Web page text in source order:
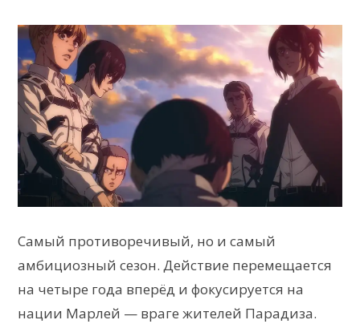
Самый противоречивый, но и самый
амбициозный сезон. Действие перемещается
на четыре года вперёд и фокусируется на
нации Марлей — враге жителей Парадиза.